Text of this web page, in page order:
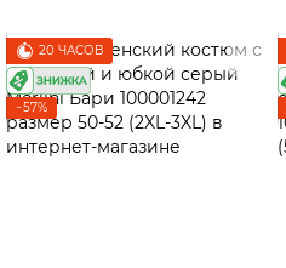
20 ЧАСОВ
−57%